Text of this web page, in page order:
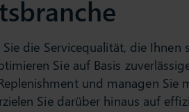
die Servicequalität, die Ihnen
Sie auf Basis
und managen Sie
Sie darüber hinaus auf